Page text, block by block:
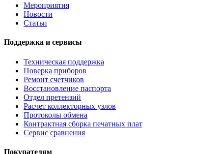
Мероприятия
Новости
Статьи
Поддержка и сервисы
Техническая поддержка
Поверка приборов
Ремонт счетчиков
Восстановление паспорта
Отдел претензий
Расчет коллекторных узлов
Протоколы обмена
Контрактная сборка печатных плат
Сервис сравнения
Покупателям